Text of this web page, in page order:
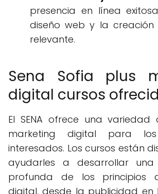
presencia en línea
diseño web y la creación
relevante.
Sena Sofia plus
digital cursos
El SENA ofrece una
marketing digital para los
interesados. Los cursos están
ayudarles a desarrollar una
profunda de los principios
digital, desde la publicidad en